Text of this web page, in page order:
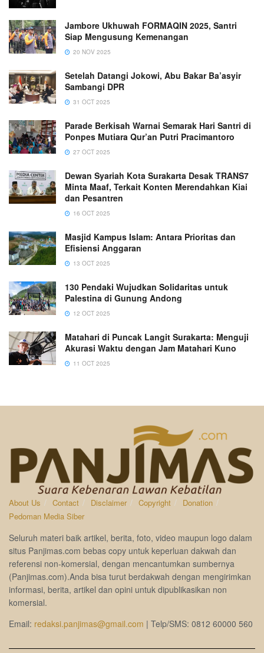
Jambore Ukhuwah FORMAQIN 2025, Santri
Siap Mengusung Kemenangan
20 NOV 2025
Setelah Datangi Jokowi, Abu Bakar Ba’asyir
Sambangi DPR
31 OCT 2025
Parade Berkisah Warnai Semarak Hari Santri di
Ponpes Mutiara Qur’an Putri Pracimantoro
27 OCT 2025
Dewan Syariah Kota Surakarta Desak TRANS7
Minta Maaf, Terkait Konten Merendahkan Kiai
dan Pesantren
16 OCT 2025
Masjid Kampus Islam: Antara Prioritas dan
Efisiensi Anggaran
13 OCT 2025
130 Pendaki Wujudkan Solidaritas untuk
Palestina di Gunung Andong
12 OCT 2025
Matahari di Puncak Langit Surakarta: Menguji
Akurasi Waktu dengan Jam Matahari Kuno
11 OCT 2025
About Us Contact Disclaimer Copyright
Donation
Pedoman Media Siber
Seluruh materi baik artikel, berita, foto, video maupun logo dalam
situs Panjimas.com bebas copy untuk keperluan dakwah dan
referensi non-komersial, dengan mencantumkan sumbernya
(Panjimas.com).Anda bisa turut berdakwah dengan mengirimkan
informasi, berita, artikel dan opini untuk dipublikasikan non
komersial.
Email: redaksi.panjimas@gmail.com | Telp/SMS: 0812 60000 560